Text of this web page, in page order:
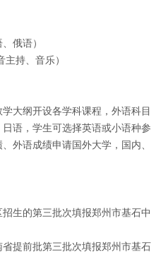
、俄语）
持、音乐）
大纲开设各学科课程，外语科目
语，学生可选择英语或小语种参
外语成绩申请国外大学，国内、
生的第三批次填报郑州市基石中
提前批第三批次填报郑州市基石